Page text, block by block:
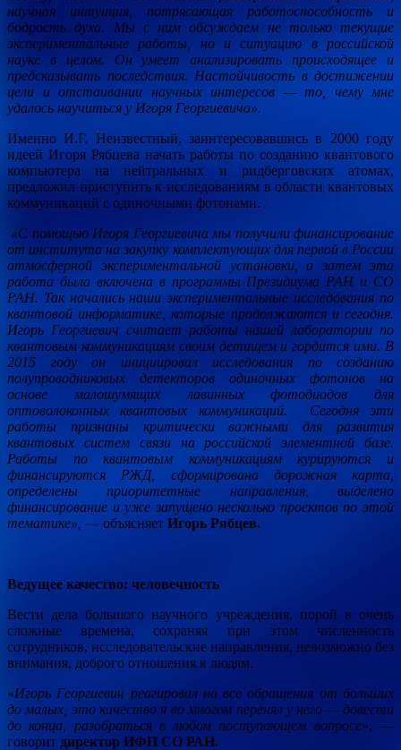
научная интуиция, потрясающая работоспособность и
бодрость духа. Мы с ним обсуждаем не только текущие
экспериментальные работы, но и ситуацию в российской
науке в целом. Он умеет анализировать происходящее и
предсказывать последствия. Настойчивость в достижении
цели и отстаивании научных интересов — то, чему мне
удалось научиться у Игоря Георгиевича».
Именно И.Г. Неизвестный, заинтересовавшись в 2000 году
идеей Игоря Рябцева начать работы по созданию квантового
компьютера на нейтральных и ридберговских атомах,
предложил приступить к исследованиям в области квантовых
коммуникаций с одиночными фотонами.
«С помощью Игоря Георгиевича мы получили финансирование
от института на закупку комплектующих для первой в России
атмосферной экспериментальной установки, а затем эта
работа была включена в программы Президиума РАН и СО
РАН. Так начались наши экспериментальные исследования по
квантовой информатике, которые продолжаются и сегодня.
Игорь Георгиевич считает работы нашей лаборатории по
квантовым коммуникациям своим детищем и гордится ими. В
2015 году он инициировал исследования по созданию
полупроводниковых детекторов одиночных фотонов на
основе малошумящих лавинных фотодиодов для
оптоволоконных квантовых коммуникаций. Сегодня эти
работы признаны критически важными для развития
квантовых систем связи на российской элементной базе.
Работы по квантовым коммуникациям курируются и
финансируются РЖД, сформирована дорожная карта,
определены приоритетные направления, выделено
финансирование и уже запущено несколько проектов по этой
тематике», — объясняет Игорь Рябцев.
Ведущее качество: человечность
Вести дела большого научного учреждения, порой в очень
сложные времена, сохраняя при этом численность
сотрудников, исследовательские направления, невозможно без
внимания, доброго отношения к людям.
«Игорь Георгиевич реагировал на все обращения от больших
до малых, это качество я во многом перенял у него — довести
до конца, разобраться в любом поступающем вопросе», —
говорит директор ИФП СО РАН.